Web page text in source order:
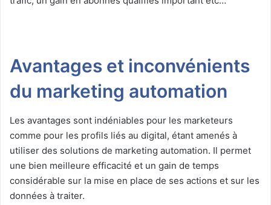
Avantages et inconvénients
du marketing automation
Les avantages sont indéniables pour les marketeurs
comme pour les profils liés au digital, étant amenés à
utiliser des solutions de marketing automation. Il permet
une bien meilleure efficacité et un gain de temps
considérable sur la mise en place de ses actions et sur les
données à traiter.